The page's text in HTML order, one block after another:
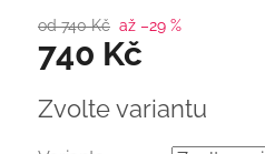
od 740 Kč až –29 %
740 Kč
cena:
Zvolte variantu